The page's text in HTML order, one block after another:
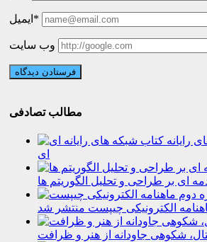
ایمیل*
وب سایت
مطالب تصادفی
رایانه
ای
ای بر طراحی و تحلیل الگوریتم ها
شکوهی جاودانه از هنر و ظرافت